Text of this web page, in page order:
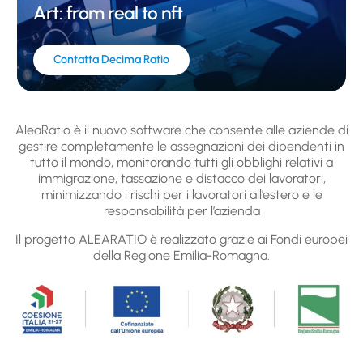
Art: from real to nft
Contatta Decima Ratio
AleaRatio è il nuovo software che consente alle aziende di
gestire completamente le assegnazioni dei dipendenti in
tutto il mondo, monitorando tutti gli obblighi relativi a
immigrazione, tassazione e distacco dei lavoratori,
minimizzando i rischi per i lavoratori all’estero e le
responsabilità per l’azienda
Il progetto ALEARATIO è realizzato grazie ai Fondi europei
della Regione Emilia-Romagna.